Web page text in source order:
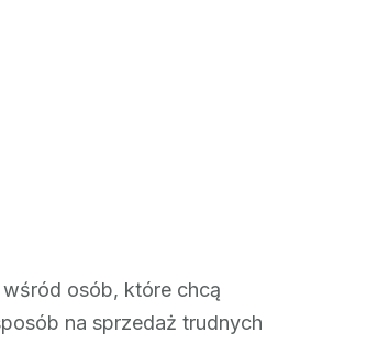
osób, które chcą
na sprzedaż trudnych